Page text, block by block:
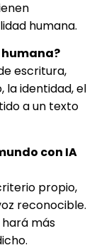
humana.
escritura,
la identidad, el
a un texto
con IA
propio,
reconocible.
más